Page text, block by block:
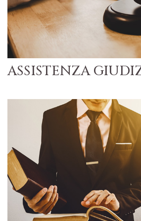
ASSISTENZA